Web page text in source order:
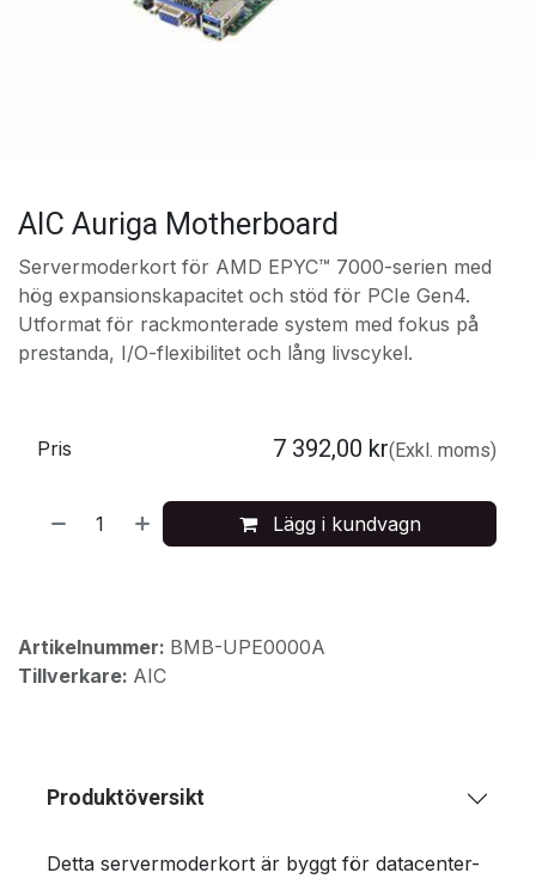
AIC Auriga Motherboard
Servermoderkort för AMD EPYC™ 7000-serien med
hög expansionskapacitet och stöd för PCIe Gen4.
Utformat för rackmonterade system med fokus på
prestanda, I/O-flexibilitet och lång livscykel.
Lägg i kundvagn
Pris 7 392,00 kr(Exkl. moms)
Artikelnummer: BMB-UPE0000A
Tillverkare: AIC
Produktöversikt
Detta servermoderkort är byggt för datacenter-